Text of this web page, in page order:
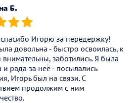
Б.
(*) (*)
Игорю за передержку!
довольна - быстро освоилась, к
заботились. Я была
и рада за неё - посылались
Игорь был на связи. С
продолжим с ним